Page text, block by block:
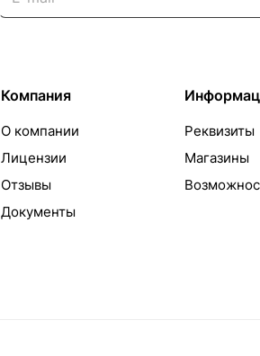
Компания
О компании
Лицензии
Отзывы
Документы
Реквизиты
Магазины